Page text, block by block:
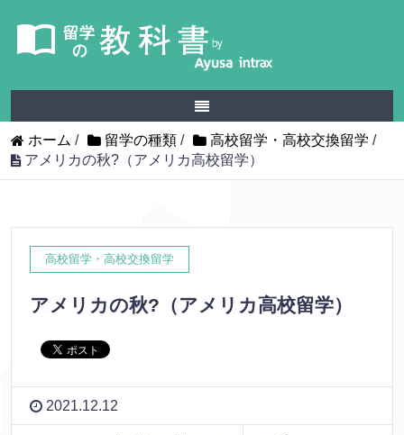
ホーム / 留学の種類 / 高校留学・高校交換留学 /
アメリカの秋?（アメリカ高校留学）
高校留学・高校交換留学
アメリカの秋?（アメリカ高校留学）
2021.12.12